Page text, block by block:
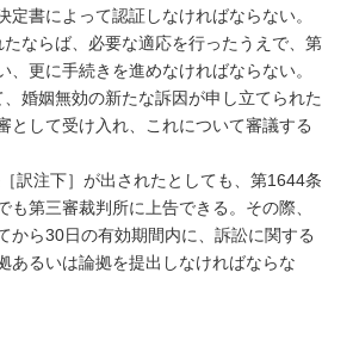
定書によって認証しなければならない。
たならば、必要な適応を行ったうえで、第
、更に手続きを進めなければならない。
、婚姻無効の新たな訴因が申し立てられた
として受け入れ、これについて審議する
訳注下］が出されたとしても、第1644条
も第三審裁判所に上告できる。その際、
から30日の有効期間内に、訴訟に関する
あるいは論拠を提出しなければならな